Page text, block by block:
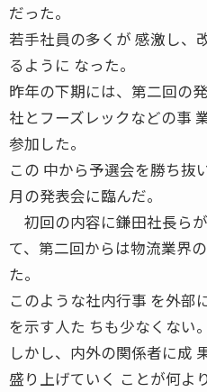
だった。
若手社員の多くが 感激し、
るように なった。
昨年の下期には、第二回の
社とフーズレックなどの事
参加した。
この 中から予選会を勝ち抜
月の発表会に臨んだ。
初回の内容に鎌田社長ら
て、第二回からは物流業界
た。
このような社内行事 を外部
を示す人た ちも少なくない。
しかし、内外の関係者に成
盛り上げていく ことが何よ